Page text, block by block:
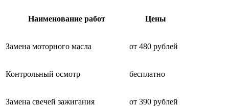
Наименование работ Цены
Замена моторного масла от 480 рублей
Контрольный осмотр бесплатно
Замена свечей зажигания от 390 рублей